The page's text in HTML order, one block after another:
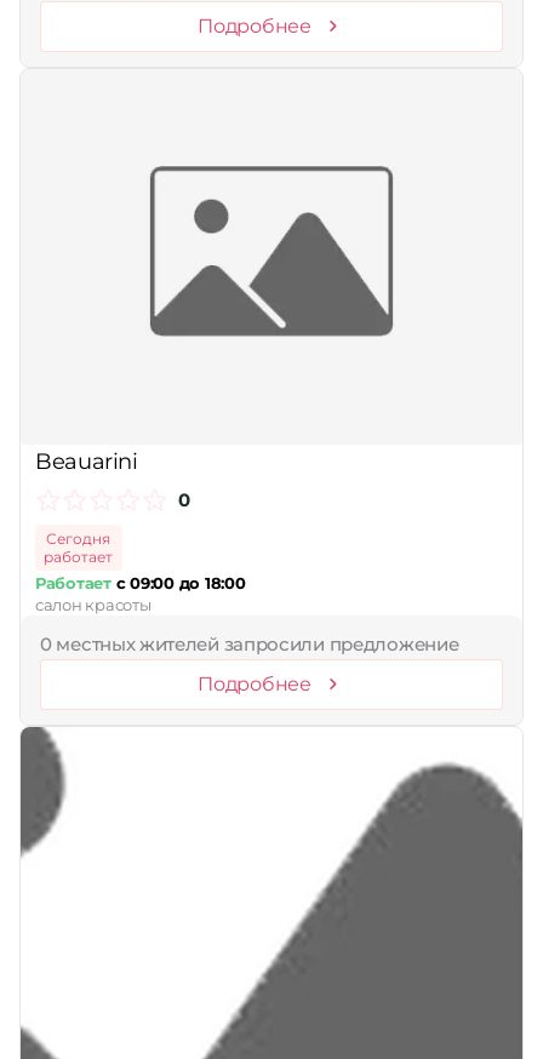
Подробнее
Beauarini
0
Сегодня
работает
Работаетс 09:00 до 18:00
салон красоты
0 местных жителей запросили предложение
Подробнее